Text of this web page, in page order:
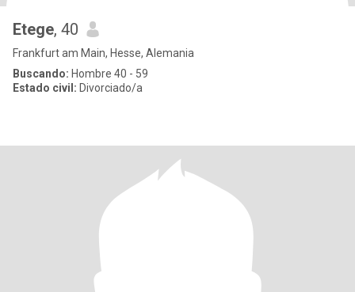
Etege, 40
Frankfurt am Main, Hesse, Alemania
Buscando: Hombre 40 - 59
Estado civil: Divorciado/a